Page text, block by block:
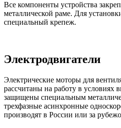
Все компоненты устройства
металлической раме. Для
специальный крепеж.
Электродвигатели
Электрические моторы для
рассчитаны на работу в условиях
защищены специальным
трехфазные асинхронные
производят в России или за